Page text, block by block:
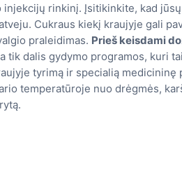
rinkinį. Įsitikinkite, kad
Cukraus kiekį kraujyje gali
praleidimas. Prieš keisdami
tik dalis gydymo programos, kuri
tyrimą ir specialią medicininę
temperatūroje nuo drėgmės,